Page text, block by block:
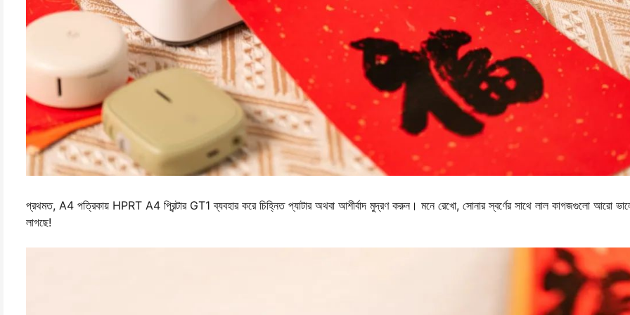
প্রথমত, A4 পত্রিকায় HPRT A4 প্রিন্টার GT1 ব্যবহার করে চিহ্নিত প্যাটার অথবা আশীর্বাদ মুদ্রণ করুন। মনে রেখো, সোনার স্বর্ণের সাথে লাল কাগজগুলো আরো
লাগছে!